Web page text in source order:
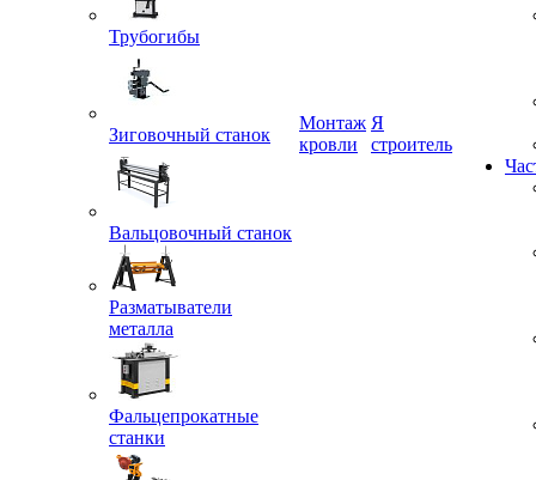
Трубогибы
Зиговочный станок
Вальцовочный станок
Разматыватели
металла
Фальцепрокатные
станки
Монтаж
кровли
Я
строитель